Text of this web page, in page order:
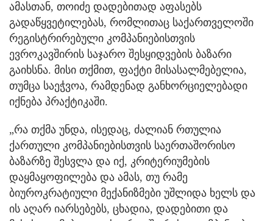
ამასთან, თოიძე დადებითად აფასებს
გადაწყვეტილებას, რომლითაც საქართველოში
რეგისტრირებული კომპანიებისთვის
ევროკავშირის საჯარო შესყიდვების ბაზარი
გაიხსნა. მისი თქმით, ფაქტი მისასალმებელია,
თუმცა საეჭვოა, რამდენად განხორციელებადი
იქნება პრაქტიკაში.
„რა თქმა უნდა, ისედაც, ძალიან რთულია
ქართული კომპანიებისთვის საერთაშორისო
ბაზარზე შესვლა და იქ, კრიტერიუმების
დაყმაყოფილება და ამას, თუ რამე
ბიუროკრატიული მექანიზმები უშლიდა ხელს და
ის აღარ იარსებებს, ცხადია, დადებითი და